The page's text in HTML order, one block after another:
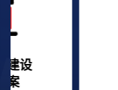
建设
案